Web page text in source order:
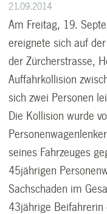
21.09.2014
Am Freitag, 19.
ereignete sich auf
der Zürcherstrasse,
Auffahrkollision
sich zwei Personen
Die Kollision wurde
seines Fahrzeuges
45jährigen
Sachschaden im
43jährige Beifahrerin